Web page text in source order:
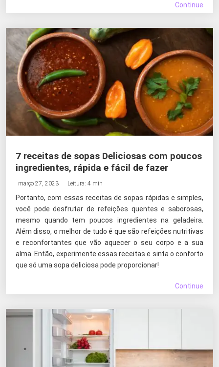
Continue
7 receitas de sopas Deliciosas com poucos
ingredientes, rápida e fácil de fazer
março 27, 2023 Leitura: 4 min
Portanto, com essas receitas de sopas rápidas e simples,
você pode desfrutar de refeições quentes e saborosas,
mesmo quando tem poucos ingredientes na geladeira.
Além disso, o melhor de tudo é que são refeições nutritivas
e reconfortantes que vão aquecer o seu corpo e a sua
alma. Então, experimente essas receitas e sinta o conforto
que só uma sopa deliciosa pode proporcionar!
Continue